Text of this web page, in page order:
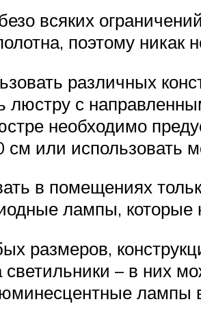
всяких
поэтому никак
различных
люстру с
необходимо
или использовать
в помещениях
лампы, которые
размеров,
– в них
лампы